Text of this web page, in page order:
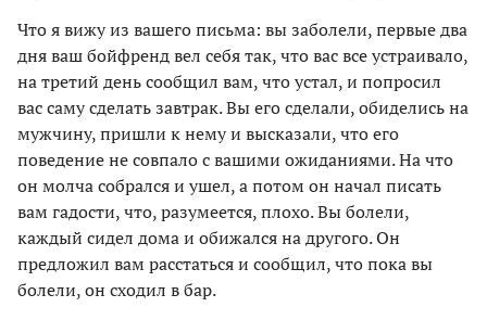
Что я вижу из вашего письма: вы заболели, первые два
дня ваш бойфренд вел себя так, что вас все устраивало,
на третий день сообщил вам, что устал, и попросил
вас саму сделать завтрак. Вы его сделали, обиделись на
мужчину, пришли к нему и высказали, что его
поведение не совпало с вашими ожиданиями. На что
он молча собрался и ушел, а потом он начал писать
вам гадости, что, разумеется, плохо. Вы болели,
каждый сидел дома и обижался на другого. Он
предложил вам расстаться и сообщил, что пока вы
болели, он сходил в бар.